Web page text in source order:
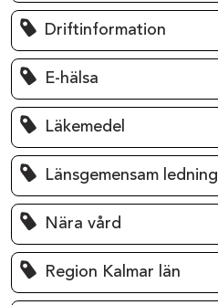
Driftinformation
E-hälsa
Läkemedel
Länsgemensam ledning
Nära vård
Region Kalmar län